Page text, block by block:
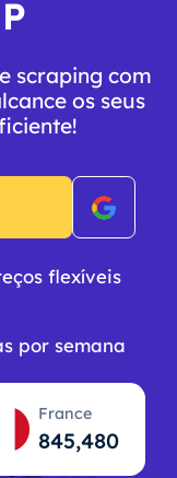
scraping com
os seus
flexíveis
por semana
France
845,481